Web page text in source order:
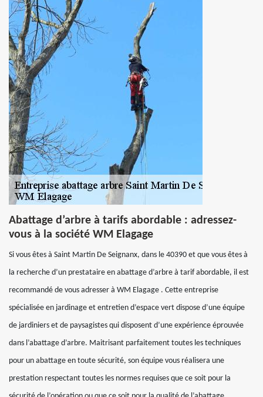
Abattage d’arbre à tarifs abordable : adressez-
vous à la société WM Elagage
Si vous êtes à Saint Martin De Seignanx, dans le 40390 et que vous êtes à
la recherche d’un prestataire en abattage d’arbre à tarif abordable, il est
recommandé de vous adresser à WM Elagage . Cette entreprise
spécialisée en jardinage et entretien d’espace vert dispose d’une équipe
de jardiniers et de paysagistes qui disposent d’une expérience éprouvée
dans l’abattage d’arbre. Maitrisant parfaitement toutes les techniques
pour un abattage en toute sécurité, son équipe vous réalisera une
prestation respectant toutes les normes requises que ce soit pour la